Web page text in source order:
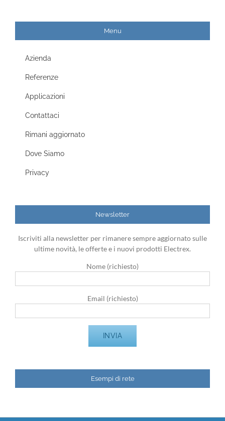
Menu
Azienda
Referenze
Applicazioni
Contattaci
Rimani aggiornato
Dove Siamo
Privacy
Newsletter
Iscriviti alla newsletter per rimanere sempre aggiornato sulle
ultime novità, le offerte e i nuovi prodotti Electrex.
Nome (richiesto)
Email (richiesto)
Esempi di rete